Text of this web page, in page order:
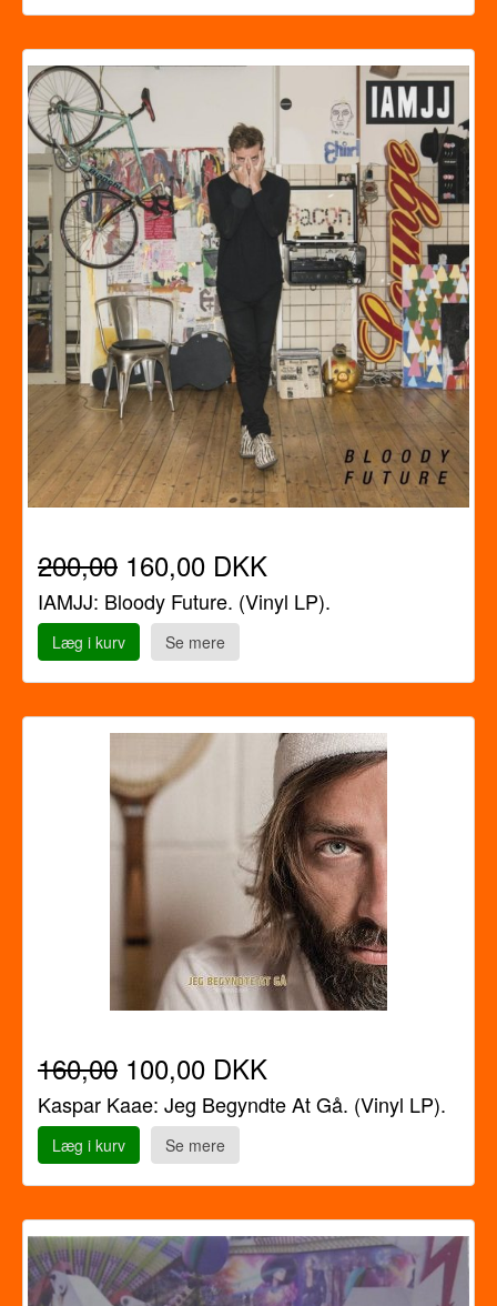
200,00 160,00 DKK
IAMJJ: Bloody Future. (Vinyl LP).
Læg i kurv Se mere
160,00 100,00 DKK
Kaspar Kaae: Jeg Begyndte At Gå. (Vinyl LP).
Læg i kurv Se mere